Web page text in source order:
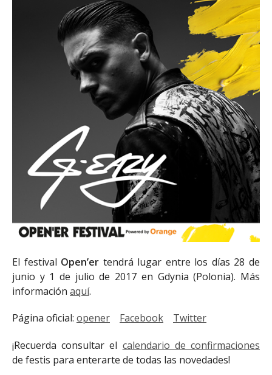
El festival Open’er tendrá lugar entre los días 28 de
junio y 1 de julio de 2017 en Gdynia (Polonia). Más
información aquí.
Página oficial: opener Facebook Twitter
¡Recuerda consultar el calendario de confirmaciones
de festis para enterarte de todas las novedades!